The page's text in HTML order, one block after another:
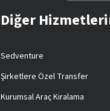
Diğer
Sedventure
Şirketlere Özel Transfer
Kurumsal Araç Kiralama